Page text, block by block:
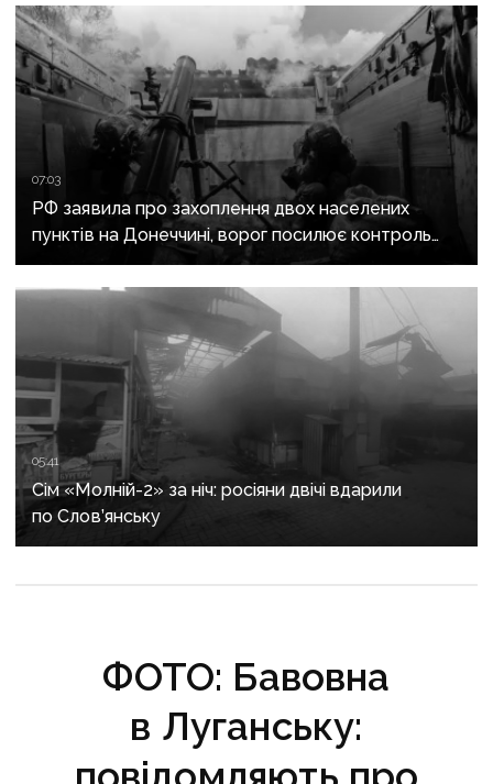
07:03
РФ заявила про захоплення двох населених
пунктів на Донеччині, ворог посилює контроль
над дорогами до Слов’янська
05:41
Сім «Молній-2» за ніч: росіяни двічі вдарили
по Слов’янську
ФОТО: Бавовна
в Луганську: